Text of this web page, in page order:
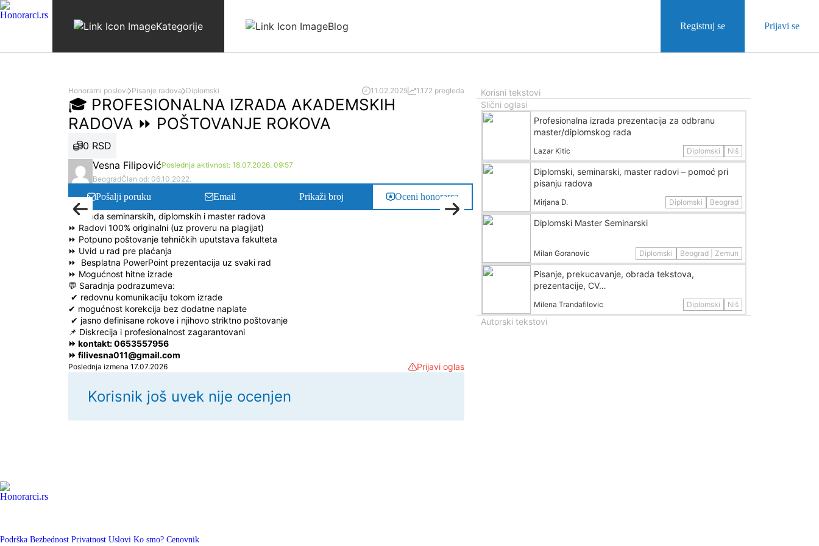
Skip to content
Kategorije Blog Registruj se Prijavi se
Honorarni poslovi Pisanje radova Diplomski 11.02.2025 1.172 pregleda
🎓 PROFESIONALNA IZRADA AKADEMSKIH
RADOVA ⏩ POŠTOVANJE ROKOVA
0 RSD
Vesna FilipovićPoslednja aktivnost: 18.07.2026. 09:57
BeogradČlan od: 06.10.2022.
Pošalji poruku Email Prikaži broj
Oceni honorarca
⏩ Izrada seminarskih, diplomskih i master radova
⏩ Radovi 100% originalni (uz proveru na plagijat)
⏩ Potpuno poštovanje tehničkih uputstava fakulteta
⏩ Uvid u rad pre plaćanja
⏩ Besplatna PowerPoint prezentacija uz svaki rad
⏩ Mogućnost hitne izrade
💬 Saradnja podrazumeva:
✔ redovnu komunikaciju tokom izrade
✔ mogućnost korekcija bez dodatne naplate
✔ jasno definisane rokove i njihovo striktno poštovanje
📌 Diskrecija i profesionalnost zagarantovani
⏩ kontakt: 0653557956
⏩ filivesna011@gmail.com
Poslednja izmena 17.07.2026 Prijavi oglas
Korisnik još uvek nije ocenjen
Korisni tekstovi
Slični oglasi
Profesionalna izrada prezentacija za odbranu
master/diplomskog rada
Lazar Kitic Diplomski Niš
Diplomski, seminarski, master radovi – pomoć pri
pisanju radova
Mirjana D. Diplomski Beograd
Diplomski Master Seminarski
Milan Goranovic Diplomski Beograd | Zemun
Pisanje, prekucavanje, obrada tekstova,
prezentacije, CV…
Milena Trandafilovic Diplomski Niš
Autorski tekstovi
Podrška Bezbednost Privatnost Uslovi Ko smo? Cenovnik